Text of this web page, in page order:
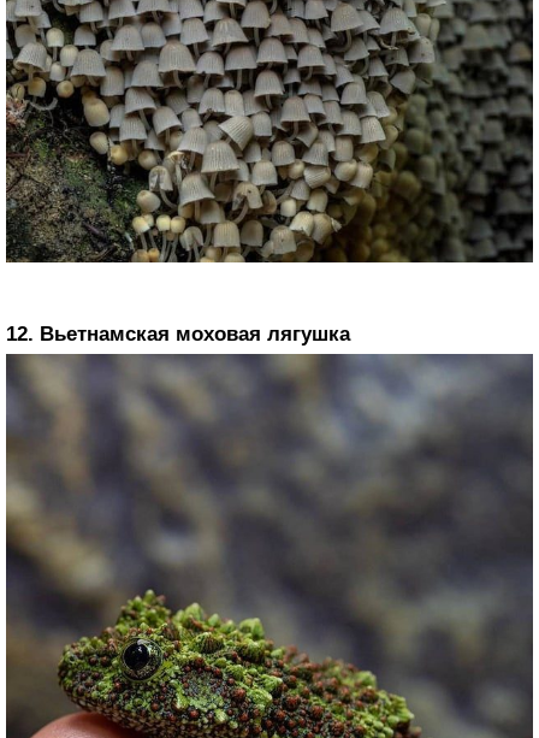
12. Вьетнамская моховая лягушка